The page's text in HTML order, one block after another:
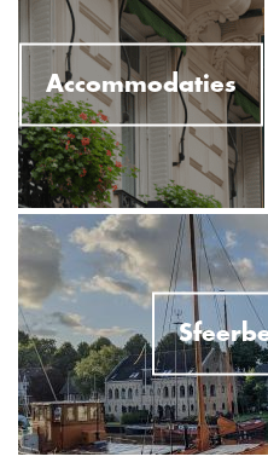
Accommodaties